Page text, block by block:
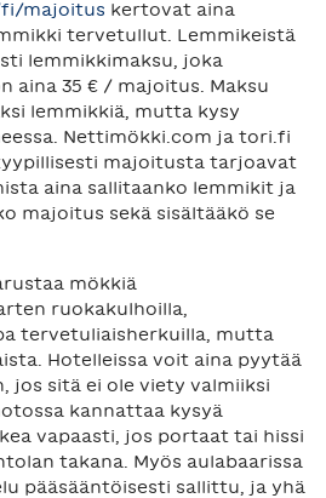
majoitus kertovat aina
tervetullut. Lemmikeistä
lemmikkimaksu, joka
aina 35 € / majoitus. Maksu
lemmikkiä, mutta kysy
Nettimökki.com ja tori.fi
majoitusta tarjoavat
aina sallitaanko lemmikit ja
majoitus sekä sisältääkö se
mökkiä
ruokakulhoilla,
tervetuliaisherkuilla, mutta
Hotelleissa voit aina pyytää
jos sitä ei ole viety valmiiksi
kannattaa kysyä
vapaasti, jos portaat tai hissi
takana. Myös aulabaarissa
pääsääntöisesti sallittu, ja yhä